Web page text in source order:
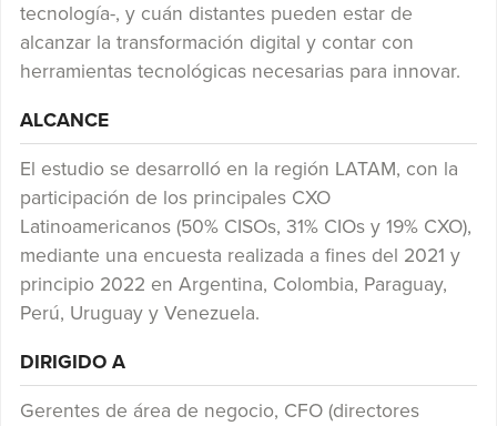
tecnología-, y cuán distantes pueden estar de
alcanzar la transformación digital y contar con
herramientas tecnológicas necesarias para innovar.
ALCANCE
El estudio se desarrolló en la región LATAM, con la
participación de los principales CXO
Latinoamericanos (50% CISOs, 31% CIOs y 19% CXO),
mediante una encuesta realizada a fines del 2021 y
principio 2022 en Argentina, Colombia, Paraguay,
Perú, Uruguay y Venezuela.
DIRIGIDO A
Gerentes de área de negocio, CFO (directores